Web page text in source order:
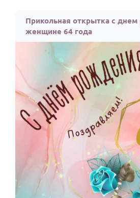
Прикольная открытка с
женщине 64 года